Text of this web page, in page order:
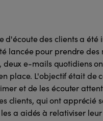
d'écoute des clients a été
lancée pour prendre des
e-mails quotidiens
place. L'objectif était de
et de les écouter
clients, qui ont apprécié
a aidés à relativiser